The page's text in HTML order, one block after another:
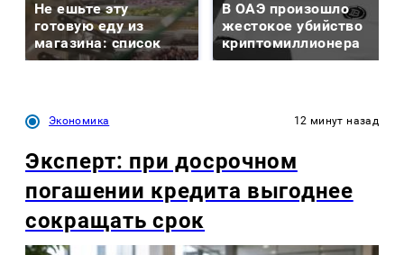
Не ешьте эту
готовую еду из
магазина: список
В ОАЭ произошло
жестокое убийство
криптомиллионера
Экономика 12 минут назад
Эксперт: при досрочном
погашении кредита выгоднее
сокращать срок